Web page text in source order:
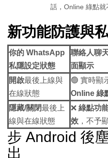
話，Online 綠點就
新功能防護與
你的 WhatsApp
私隱設定狀態
聯絡人聊
面顯示
開啟最後上線與
在線狀態
🟢 實時顯
Online 綠
隱藏/關閉最後上
線與在線狀態
❌ 綠點功
效 ，不予
步 Android 後
出